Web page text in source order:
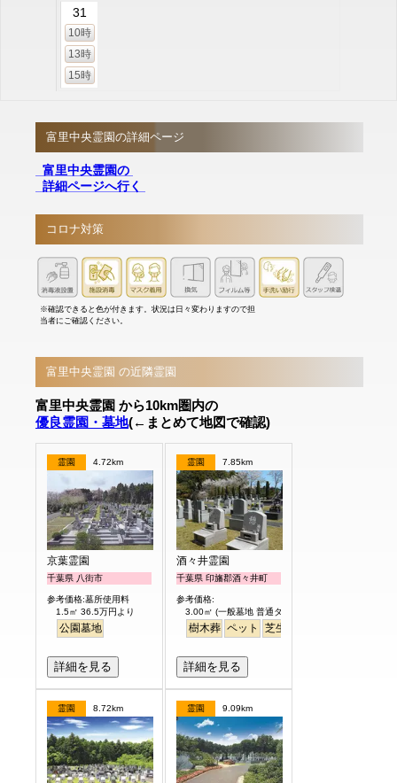
31
10時
13時
15時
富里中央霊園の詳細ページ
富里中央霊園の
詳細ページへ行く
コロナ対策
※確認できると色が付きます。状況は日々変わりますので担
当者にご確認ください。
富里中央霊園 の近隣霊園
富里中央霊園 から10km圏内の
優良霊園・墓地(←まとめて地図で確認)
霊園 4.72km
京葉霊園
千葉県 八街市
参考価格:墓所使用料
1.5㎡ 36.5万円より
公園墓地
詳細を見る
霊園 7.85km
酒々井霊園
千葉県 印旛郡酒々井町
参考価格:
3.00㎡ (一般墓地 普通タイプ) 25万円より
樹木葬 ペット 芝生
詳細を見る
霊園 8.72km 霊園 9.09km